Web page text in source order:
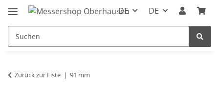
DE DE
Zurück zur Liste 91 mm